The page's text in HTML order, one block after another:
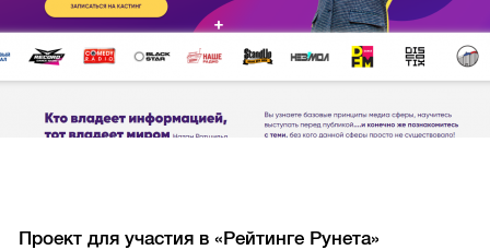
Проект для участия в «Рейтинге Рунета»